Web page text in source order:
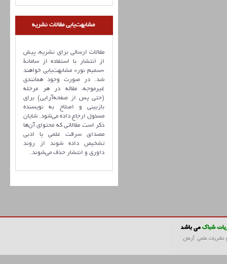
مشابهت‌یابی مقالات نشریه
مقالات ارسالی برای نشریه، پیش
از انتشار با استفاده از سامانۀ
«سمیم نور» مشابهت‌یابی خواهند
شد. در صورت وجود همانندی
غیرموجه، مقاله در هر مرحله
(حتی پس از صفحه‌آرایی) برای
بازبینی و اصلاح به نویسنده
مسئول ارجاع داده می‌شود. شایان
ذکر است مقالاتی که محتوای آن‌ها
مصداق سرقت علمی یا ادبی
تشخیص داده شوند از روند
داوری و انتشار حذف می‌شوند.